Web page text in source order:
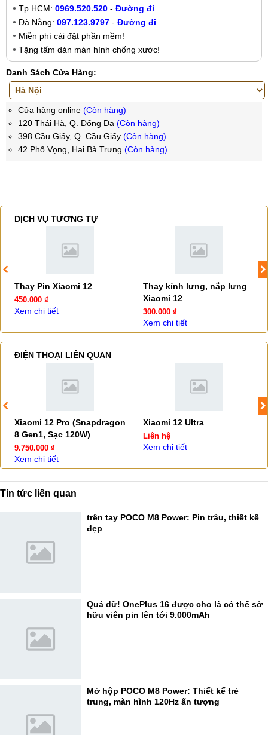
Tp.HCM: 0969.520.520 - Đường đi
Đà Nẵng: 097.123.9797 - Đường đi
Miễn phí cài đặt phần mềm!
Tặng tấm dán màn hình chống xước!
Danh Sách Cửa Hàng:
Cửa hàng online (Còn hàng)
120 Thái Hà, Q. Đống Đa (Còn hàng)
398 Cầu Giấy, Q. Cầu Giấy (Còn hàng)
42 Phố Vọng, Hai Bà Trưng (Còn hàng)
DỊCH VỤ TƯƠNG TỰ
Thay Pin Xiaomi 12
450.000 ₫
Xem chi tiết
Thay kính lưng, nắp lưng
Xiaomi 12
300.000 ₫
Xem chi tiết
ĐIỆN THOẠI LIÊN QUAN
Xiaomi 12 Pro (Snapdragon
8 Gen1, Sạc 120W)
9.750.000 ₫
Xem chi tiết
Xiaomi 12 Ultra
Liên hệ
Xem chi tiết
Tin tức liên quan
trên tay POCO M8 Power: Pin trâu, thiết kế
đẹp
Quá dữ! OnePlus 16 được cho là có thể sở
hữu viên pin lên tới 9.000mAh
Mở hộp POCO M8 Power: Thiết kế trẻ
trung, màn hình 120Hz ấn tượng